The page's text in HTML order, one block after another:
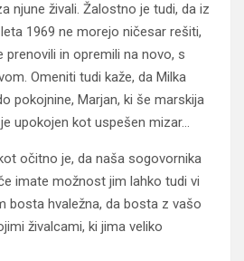
njune živali. Žalostno je tudi, da iz
1969 ne morejo ničesar rešiti,
prenovili in opremili na novo, s
Omeniti tudi kaže, da Milka
pokojnine, Marjan, ki še marskija
upokojen kot uspešen mizar…
očitno je, da naša sogovornika
imate možnost jim lahko tudi vi
bosta hvaležna, da bosta z vašo
živalcami, ki jima veliko